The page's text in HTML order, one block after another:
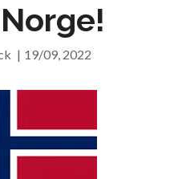
| 19/09, 2022